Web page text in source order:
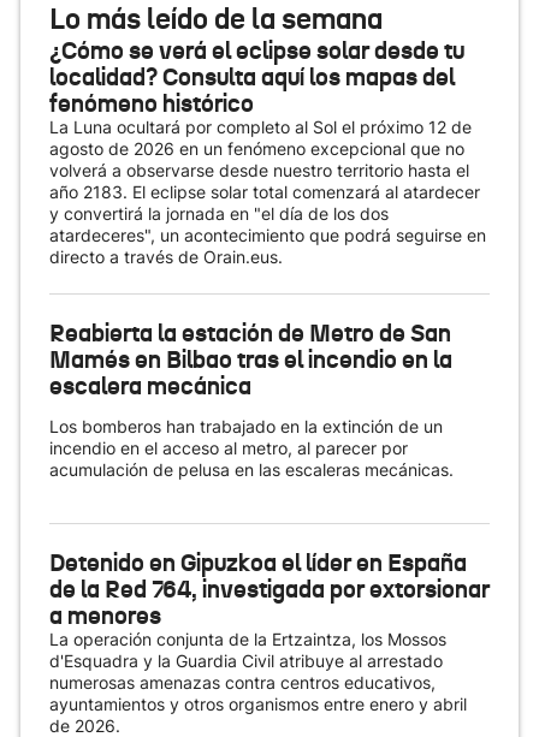
Lo más leído de la semana
¿Cómo se verá el eclipse solar desde tu
localidad? Consulta aquí los mapas del
fenómeno histórico
La Luna ocultará por completo al Sol el próximo 12 de
agosto de 2026 en un fenómeno excepcional que no
volverá a observarse desde nuestro territorio hasta el
año 2183. El eclipse solar total comenzará al atardecer
y convertirá la jornada en "el día de los dos
atardeceres", un acontecimiento que podrá seguirse en
directo a través de Orain.eus.
Reabierta la estación de Metro de San
Mamés en Bilbao tras el incendio en la
escalera mecánica
Los bomberos han trabajado en la extinción de un
incendio en el acceso al metro, al parecer por
acumulación de pelusa en las escaleras mecánicas.
Detenido en Gipuzkoa el líder en España
de la Red 764, investigada por extorsionar
a menores
La operación conjunta de la Ertzaintza, los Mossos
d'Esquadra y la Guardia Civil atribuye al arrestado
numerosas amenazas contra centros educativos,
ayuntamientos y otros organismos entre enero y abril
de 2026.